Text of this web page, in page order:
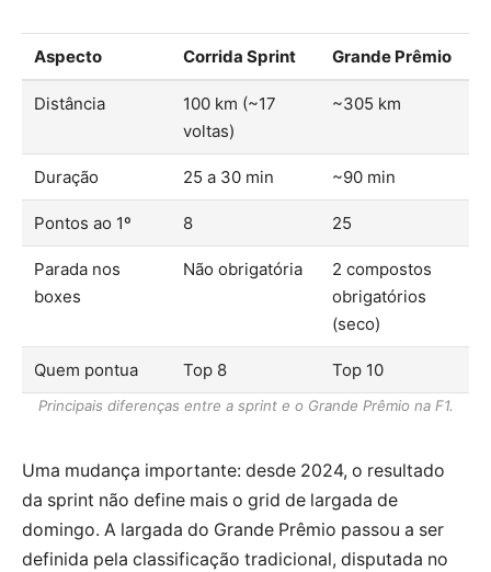
Aspecto Corrida Sprint Grande Prêmio
Distância
100 km (~17
voltas)
~305 km
Duração 25 a 30 min ~90 min
Pontos ao 1º 8 25
Parada nos
boxes
Não obrigatória
2 compostos
obrigatórios
(seco)
Quem pontua Top 8 Top 10
Principais diferenças entre a sprint e o Grande Prêmio na F1.
Uma mudança importante: desde 2024, o resultado
da sprint não define mais o grid de largada de
domingo. A largada do Grande Prêmio passou a ser
definida pela classificação tradicional, disputada no